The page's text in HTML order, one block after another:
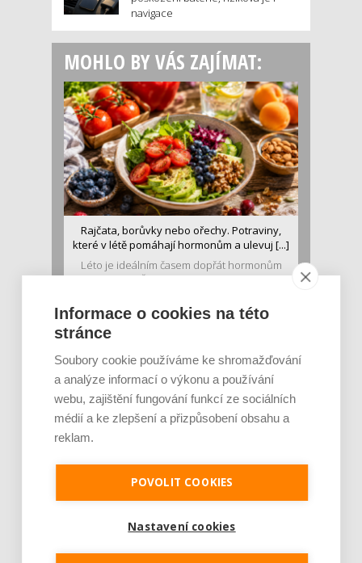
navigace
MOHLO BY VÁS ZAJÍMAT:
Rajčata, borůvky nebo ořechy. Potraviny,
které v létě pomáhají hormonům a ulevuj [...]
Léto je ideálním časem dopřát hormonům
malý restart. Čerstvé ovoce, zelenina nebo
Je jen pro sportovce, přiberu po něm a ve
stravě ho mám dostatek. Znáte nejčastějš [...]
v oblasti zdraví, výživy i dlouhověkosti. Přesto
Informace o cookies na této
stránce
Soubory cookie používáme ke shromažďování
a analýze informací o výkonu a používání
webu, zajištění fungování funkcí ze sociálních
médií a ke zlepšení a přizpůsobení obsahu a
reklam.
POVOLIT COOKIES
Nastavení cookies